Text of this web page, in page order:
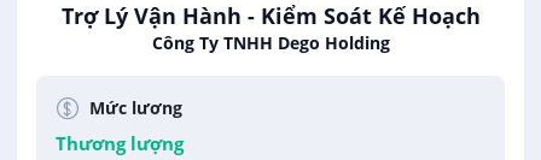
Trợ Lý Vận Hành - Kiểm Soát Kế Hoạch
Công Ty TNHH Dego Holding
Mức lương
Thương lượng